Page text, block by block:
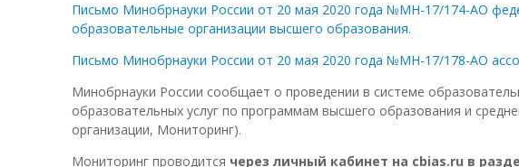
Письмо Минобрнауки России от 20 мая 2020 года №МН-17/174-АО
образовательные организации высшего образования.
Письмо Минобрнауки России от 20 мая 2020 года №МН-17/178-АО
Минобрнауки России сообщает о проведении в системе
образовательных услуг по программам высшего образования и
организации, Мониторинг).
Мониторинг проводится через личный кабинет на cbias.ru в